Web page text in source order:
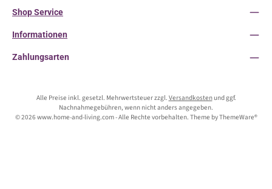
Shop Service
Informationen
Zahlungsarten
Alle Preise inkl. gesetzl. Mehrwertsteuer zzgl. Versandkostenund ggf.
Nachnahmegebühren, wenn nicht anders angegeben.
© 2026 www.home-and-living.com - Alle Rechte vorbehalten. Theme byThemeWare®